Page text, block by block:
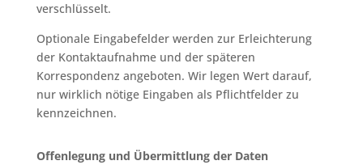
verschlüsselt.
Optionale Eingabefelder werden zur Erleichterung
der Kontaktaufnahme und der späteren
Korrespondenz angeboten. Wir legen Wert darauf,
nur wirklich nötige Eingaben als Pflichtfelder zu
kennzeichnen.
Offenlegung und Übermittlung der Daten